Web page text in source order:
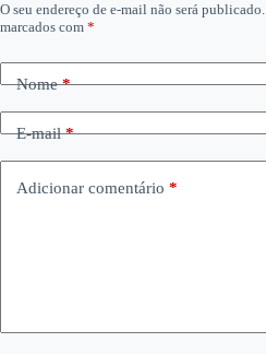
O seu endereço de e-mail não será publicado.
marcados com *
Nome*
E-mail*
Adicionar comentário *